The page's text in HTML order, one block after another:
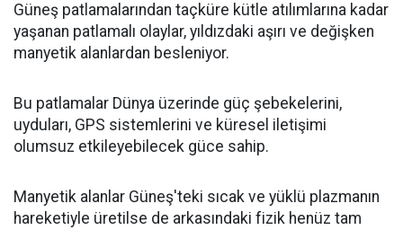
Güneş patlamalarından taçküre kütle atılımlarına kadar
yaşanan patlamalı olaylar, yıldızdaki aşırı ve değişken
manyetik alanlardan besleniyor.
Bu patlamalar Dünya üzerinde güç şebekelerini,
uyduları, GPS sistemlerini ve küresel iletişimi
olumsuz etkileyebilecek güce sahip.
Manyetik alanlar Güneş'teki sıcak ve yüklü plazmanın
hareketiyle üretilse de arkasındaki fizik henüz tam